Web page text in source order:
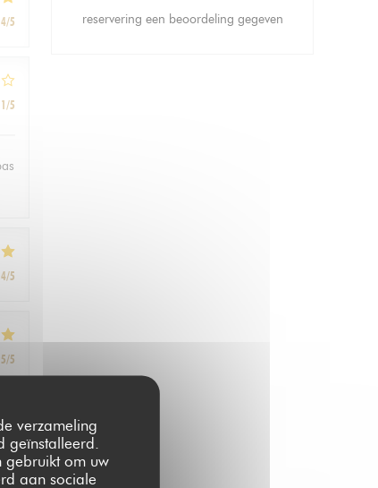
verzameling
geïnstalleerd.
gebruikt om uw
aan sociale
4/5
1/5
4/5
5/5
reservering een beoordeling gegeven